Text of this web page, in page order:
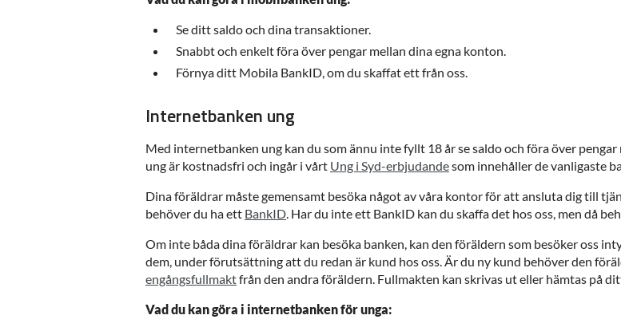
Se ditt saldo och dina transaktioner.
Snabbt och enkelt föra över pengar mellan dina egna konton.
Förnya ditt Mobila BankID, om du skaffat ett från oss.
Internetbanken ung
Med internetbanken ung kan du som ännu inte fyllt 18 år se saldo och föra över
ung är kostnadsfri och ingår i vårt Ung i Syd-erbjudandesom innehåller de vanligaste
Dina föräldrar måste gemensamt besöka något av våra kontor för att ansluta dig till
behöver du ha ett BankID. Har du inte ett BankID kan du skaffa det hos oss, men då
Om inte båda dina föräldrar kan besöka banken, kan den föräldern som besöker oss
dem, under förutsättning att du redan är kund hos oss. Är du ny kund behöver den
engångsfullmaktfrån den andra föräldern. Fullmakten kan skrivas ut eller hämtas på
Vad du kan göra i internetbanken för unga: